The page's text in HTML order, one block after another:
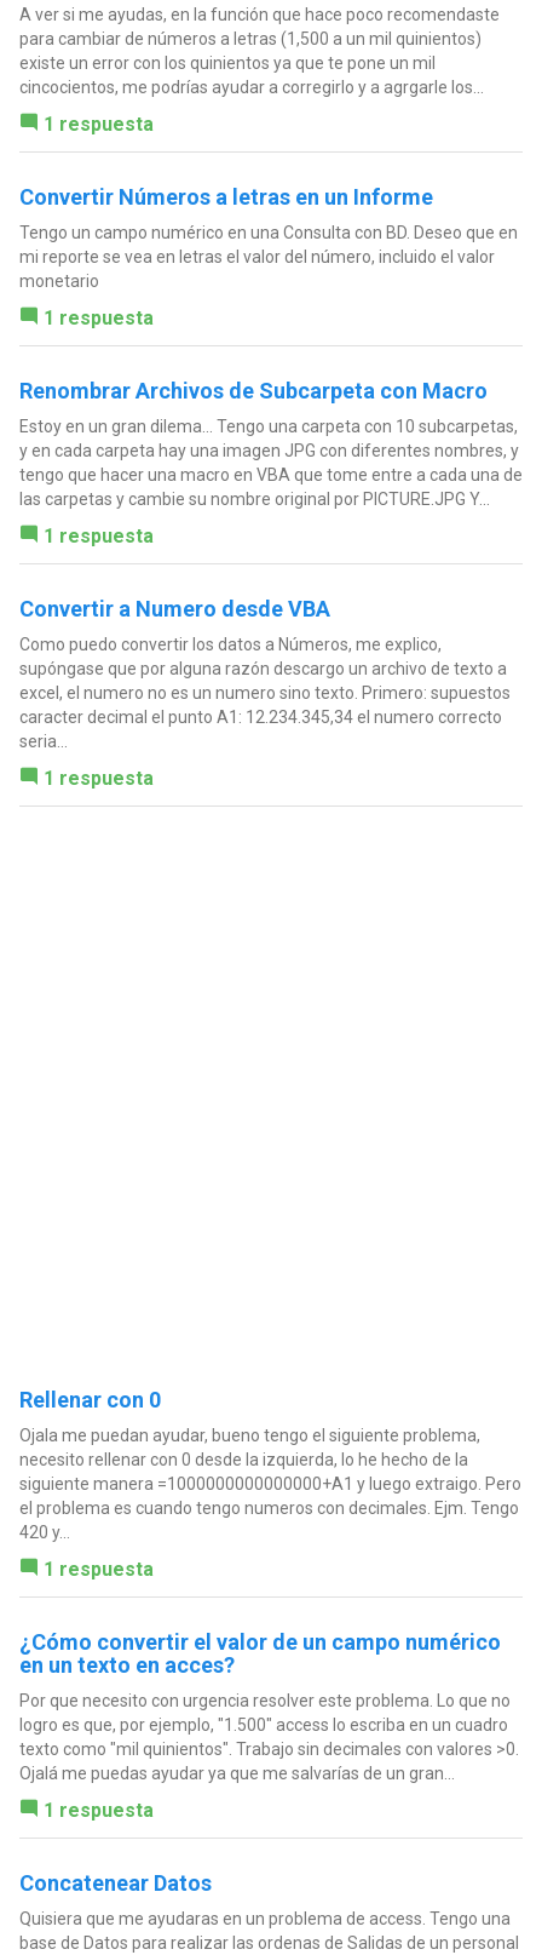
A ver si me ayudas, en la función que hace poco recomendaste
para cambiar de números a letras (1,500 a un mil quinientos)
existe un error con los quinientos ya que te pone un mil
cincocientos, me podrías ayudar a corregirlo y a agrgarle los...
1 respuesta
Convertir Números a letras en un Informe
Tengo un campo numérico en una Consulta con BD. Deseo que en
mi reporte se vea en letras el valor del número, incluido el valor
monetario
1 respuesta
Renombrar Archivos de Subcarpeta con Macro
Estoy en un gran dilema... Tengo una carpeta con 10 subcarpetas,
y en cada carpeta hay una imagen JPG con diferentes nombres, y
tengo que hacer una macro en VBA que tome entre a cada una de
las carpetas y cambie su nombre original por PICTURE.JPG Y...
1 respuesta
Convertir a Numero desde VBA
Como puedo convertir los datos a Números, me explico,
supóngase que por alguna razón descargo un archivo de texto a
excel, el numero no es un numero sino texto. Primero: supuestos
caracter decimal el punto A1: 12.234.345,34 el numero correcto
seria...
1 respuesta
Rellenar con 0
Ojala me puedan ayudar, bueno tengo el siguiente problema,
necesito rellenar con 0 desde la izquierda, lo he hecho de la
siguiente manera =1000000000000000+A1 y luego extraigo. Pero
el problema es cuando tengo numeros con decimales. Ejm. Tengo
420 y...
1 respuesta
¿Cómo convertir el valor de un campo numérico
en un texto en acces?
Por que necesito con urgencia resolver este problema. Lo que no
logro es que, por ejemplo, "1.500" access lo escriba en un cuadro
texto como "mil quinientos". Trabajo sin decimales con valores >0.
Ojalá me puedas ayudar ya que me salvarías de un gran...
1 respuesta
Concatenear Datos
Quisiera que me ayudaras en un problema de access. Tengo una
base de Datos para realizar las ordenas de Salidas de un personal